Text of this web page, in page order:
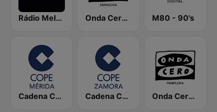
Rádio Melodia FM Onda Cero Zaragoza M80 - 90's
Cadena COPE Mérida Cadena COPE Zamora Onda Cero Pamplona